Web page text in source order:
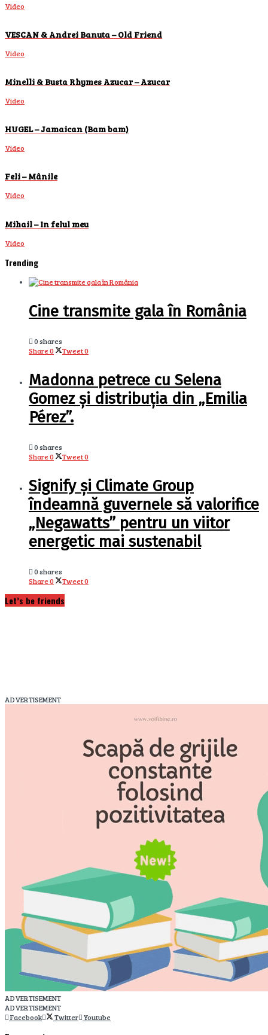
Video
VESCAN & Andrei Banuta – Old Friend
Video
Minelli & Busta Rhymes Azucar – Azucar
Video
HUGEL – Jamaican (Bam bam)
Video
Feli – Mânile
Video
Mihail – In felul meu
Video
Trending
Cine transmite gala în România
0 shares
Share0 Tweet0
Madonna petrece cu Selena
Gomez și distribuția din „Emilia
Pérez”.
0 shares
Share0 Tweet0
Signify și Climate Group
îndeamnă guvernele să valorifice
„Negawatts” pentru un viitor
energetic mai sustenabil
0 shares
Share0 Tweet0
Let’s be friends
ADVERTISEMENT
ADVERTISEMENT
ADVERTISEMENT
Facebook
Twitter Youtube